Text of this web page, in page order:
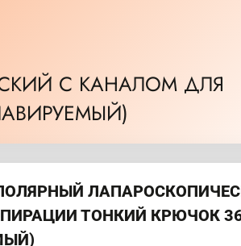
С КАНАЛОМ ДЛЯ
ТОНКИЙ КРЮЧОК